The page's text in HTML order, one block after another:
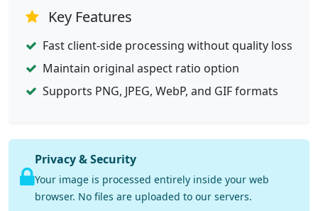
Key Features
Fast client-side processing without quality loss
Maintain original aspect ratio option
Supports PNG, JPEG, WebP, and GIF formats
Privacy & Security
Your image is processed entirely inside your web
browser. No files are uploaded to our servers.